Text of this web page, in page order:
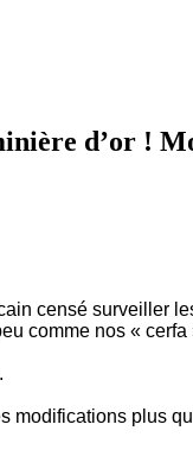
d’or !
censé surveiller
comme nos « cerfa
modifications plus